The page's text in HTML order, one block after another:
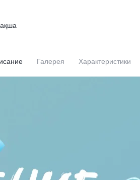
Галерея Характеристики